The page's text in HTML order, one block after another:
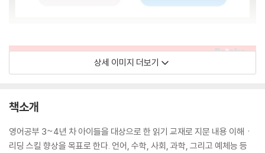
상세 이미지 더보기
책소개
영어공부 3~4년 차 아이들을 대상으로 한 읽기 교재로 지문 내용 이해ㆍ
리딩 스킬 향상을 목표로 한다. 언어, 수학, 사회, 과학, 그리고 예체능 등